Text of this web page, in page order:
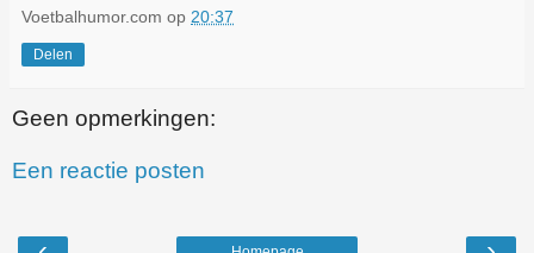
Voetbalhumor.com op 20:37
Delen
Geen opmerkingen:
Een reactie posten